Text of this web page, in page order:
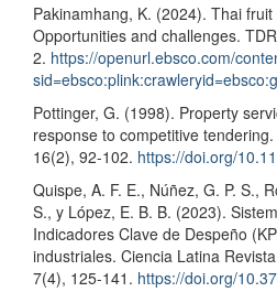
Pakinamhang, K. (2024). Thai
Opportunities and challenges.
2. https://openurl.ebsco.com/
Pottinger, G. (1998). Property
response to competitive
16(2), 92-102. https://doi.org/
Quispe, A. F. E., Núñez, G. P. S.,
S., y López, E. B. B. (2023).
Indicadores Clave de Despeño
industriales. Ciencia Latina
7(4), 125-141. https://doi.org/